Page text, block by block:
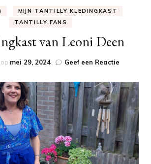
MIJN TANTILLY KLEDINGKAST
TANTILLY FANS
van Leoni Deen
op mei 29, 2024 Geef een Reactie
van
Leoni
Deen